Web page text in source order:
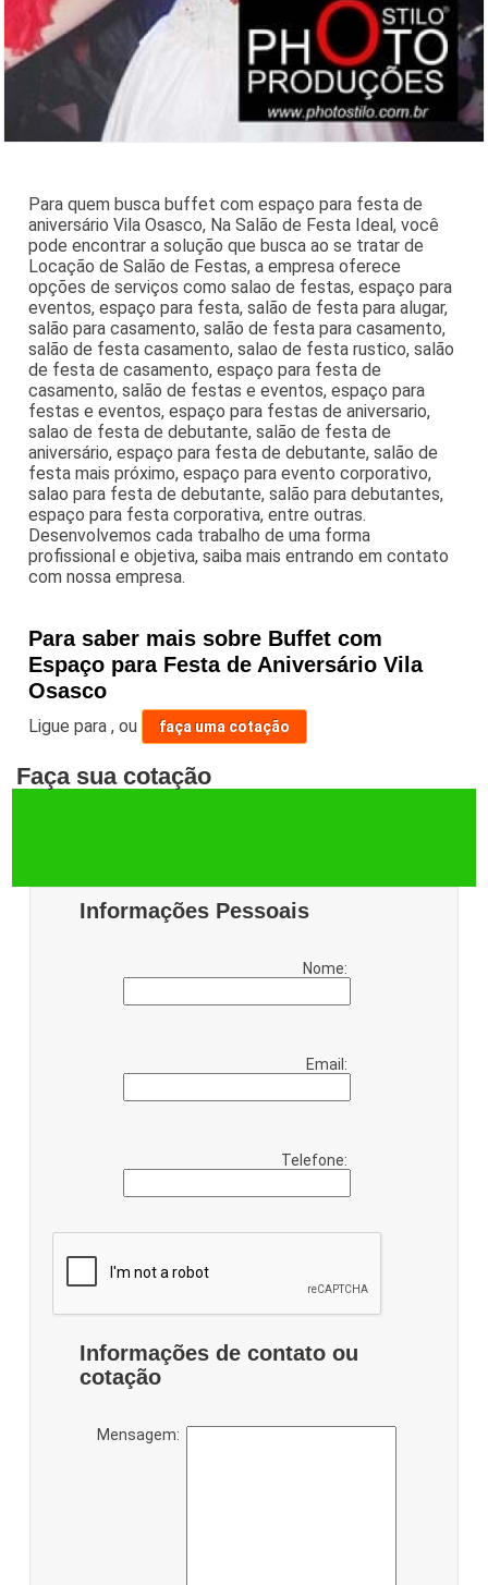
Para quem busca buffet com espaço para festa de
aniversário Vila Osasco, Na Salão de Festa Ideal, você
pode encontrar a solução que busca ao se tratar de
Locação de Salão de Festas, a empresa oferece
opções de serviços como salao de festas, espaço para
eventos, espaço para festa, salão de festa para alugar,
salão para casamento, salão de festa para casamento,
salão de festa casamento, salao de festa rustico, salão
de festa de casamento, espaço para festa de
casamento, salão de festas e eventos, espaço para
festas e eventos, espaço para festas de aniversario,
salao de festa de debutante, salão de festa de
aniversário, espaço para festa de debutante, salão de
festa mais próximo, espaço para evento corporativo,
salao para festa de debutante, salão para debutantes,
espaço para festa corporativa, entre outras.
Desenvolvemos cada trabalho de uma forma
profissional e objetiva, saiba mais entrando em contato
com nossa empresa.
Para saber mais sobre Buffet com
Espaço para Festa de Aniversário Vila
Osasco
Ligue para,ou faça uma cotação
Faça sua cotação
Informações Pessoais
Nome:
Email:
Telefone:
Informações de contato ou
cotação
Mensagem: